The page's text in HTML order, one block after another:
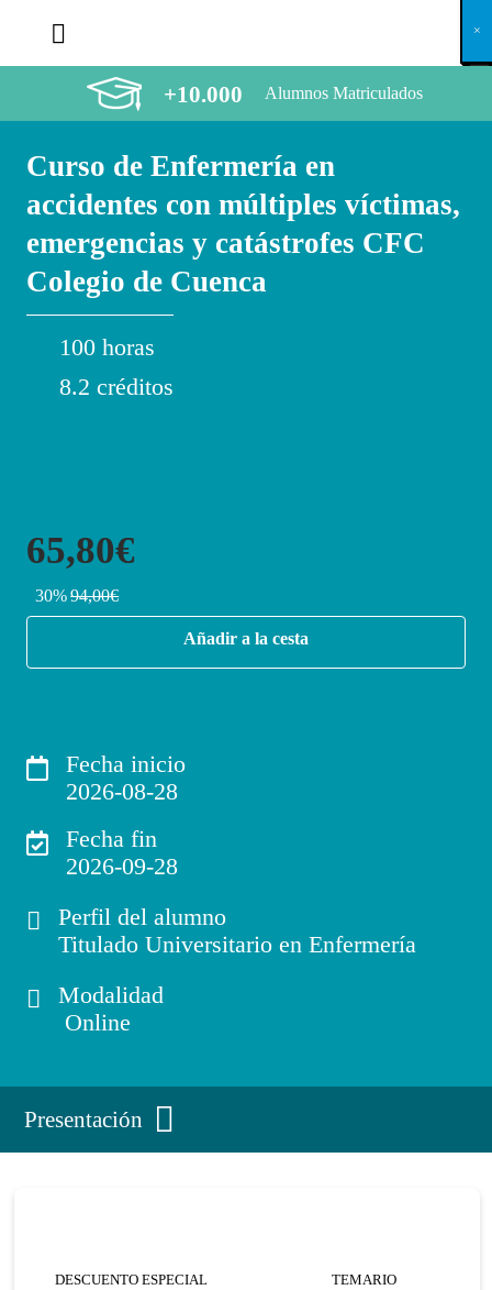
+10.000 Alumnos Matriculados
Curso de Enfermería en
accidentes con múltiples víctimas,
emergencias y catástrofes CFC
Colegio de Cuenca
100 horas
8.2 créditos
65,80€
30%94,00€
Añadir a la cesta
Fecha inicio
2026-08-28
Fecha fin
2026-09-28
Perfil del alumno
Titulado Universitario en Enfermería
Modalidad
Online
Presentación
DESCUENTO ESPECIAL
TEMARIO
X
×
×
×
×
×
×
×
×
×
×
×
×
×
×
×
×
×
×
×
×
×
×
×
×
×
×
×
×
×
×
×
×
×
×
×
×
×
×
×
×
×
×
×
×
×
×
×
×
×
×
×
×
×
×
×
×
×
×
×
×
×
×
×
×
×
×
×
×
×
×
×
×
×
×
×
×
×
×
×
×
×
×
×
×
×
×
×
×
×
×
×
×
×
×
×
×
×
×
×
×
×
×
×
×
×
×
×
×
×
×
×
×
×
×
×
×
×
×
×
×
×
×
×
×
×
×
×
×
×
×
×
×
×
×
×
×
×
×
×
×
×
×
×
×
×
×
×
×
×
×
×
×
×
×
×
×
×
×
×
×
×
×
×
×
×
×
×
×
×
×
×
×
×
×
×
×
×
×
×
×
×
×
×
×
×
×
×
×
×
×
×
×
×
×
×
×
×
×
×
×
×
×
×
×
×
×
×
×
×
×
×
×
×
×
×
×